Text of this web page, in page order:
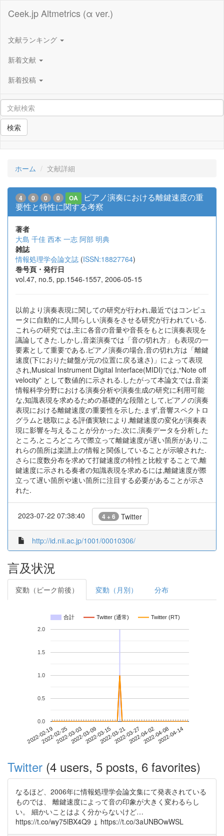
Ceek.jp Altmetrics (α ver.)
文献ランキング
新着文献
新着投稿
検索
ホーム 文献詳細
4 0 0 0 OA
ピアノ演奏における離鍵速度の重
要性と特性に関する考察
著者
大島 千佳 西本 一志 阿部 明典
雑誌
情報処理学会論文誌 (ISSN:18827764)
巻号頁・発行日
vol.47, no.5, pp.1546-1557, 2006-05-15
以前より演奏表現に関しての研究が行われ,最近ではコンピュ
ータに自動的に人間らしい演奏をさせる研究が行われている.
これらの研究では,主に各音の音量や音長をもとに演奏表現を
議論してきた.しかし,音楽演奏では「音の切れ方」も表現の一
要素として重要である.ピアノ演奏の場合,音の切れ方は「離鍵
速度(下におりた鍵盤が元の位置に戻る速さ)」によって表現
され,Musical Instrument Digital Interface(MIDI)では,“Note off
velocity” として数値的に示される.したがって本論文では,音楽
情報科学分野における演奏分析や演奏生成の研究に利用可能
な,知識表現を求めるための基礎的な段階として,ピアノの演奏
表現における離鍵速度の重要性を示した.まず,音響スペクトロ
グラムと聴取による評価実験により,離鍵速度の変化が演奏表
現に影響を与えることが分かった.次に,演奏データを分析した
ところ,ところどころで際立って離鍵速度が遅い箇所があり,こ
れらの箇所は楽譜上の情報と関係していることが示唆された.
さらに度数分布を求めて打鍵速度の特性と比較することで,離
鍵速度に示される奏者の知識表現を求めるには,離鍵速度が際
立って遅い箇所や速い箇所に注目する必要があることが示さ
れた.
2023-07-22 07:38:40 4 + 6 Twitter
http://id.nii.ac.jp/1001/00010306/
言及状況
変動（ピーク前後） 変動（月別） 分布
合計 Twitter (通常) Twitter (RT)
2022-02-192022-02-252022-03-032022-03-092022-03-152022-03-212022-03-272022-04-022022-04-082022-04-14
0.0
0.5
1.0
1.5
2.0
Twitter (4 users, 5 posts, 6 favorites)
なるほど、2006年に情報処理学会論文集にて発表されている
ものでは、 離鍵速度によって音の印象が大きく変わるらし
い。 細かいことはよく分からないけど…
https://t.co/wy75lBX4Q9 ↓ https://t.co/3aUNBOwWSL